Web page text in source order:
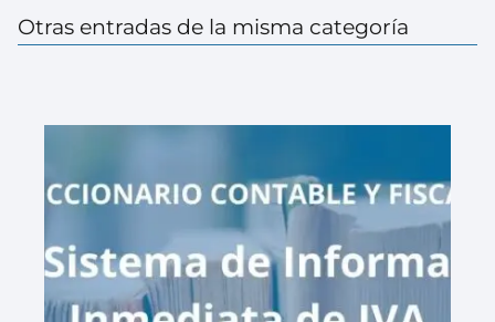
Otras entradas de la misma categoría